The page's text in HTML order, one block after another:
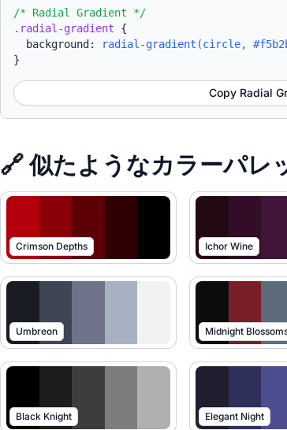
/* Radial Gradient */
.radial-gradient {
background:
radial-gradient(circle,
}
Copy Radial
🔗 似たようなカラーパレ
Crimson Depths Ichor Wine
Umbreon Midnight
Black Knight Elegant Night